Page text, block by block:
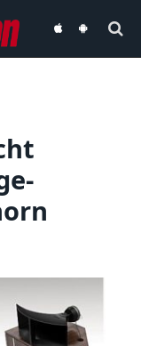
audiovisionaudiovision